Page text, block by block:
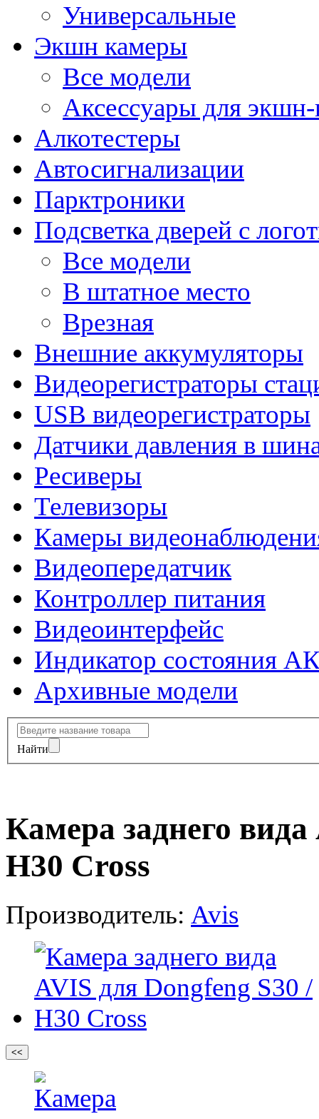
Универсальные
Экшн камеры
Все модели
Аксессуары для
Алкотестеры
Автосигнализации
Парктроники
Подсветка дверей с
Все модели
В штатное место
Врезная
Внешние аккумуляторы
Видеорегистраторы
USB видеорегистраторы
Датчики давления в
Ресиверы
Телевизоры
Камеры
Видеопередатчик
Контроллер питания
Видеоинтерфейс
Индикатор состояния
Архивные модели
Найти
Камера заднего
H30 Cross
Производитель: Avis
<<